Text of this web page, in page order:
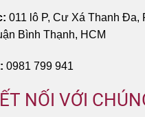
011 lô P, Cư Xá Thanh Đa,
Bình Thạnh, HCM
0981 799 941
NỐI VỚI